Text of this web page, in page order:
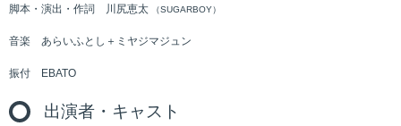
脚本・演出・作詞 川尻恵太 （SUGARBOY）
音楽 あらいふとし＋ミヤジマジュン
振付 EBATO
出演者・キャスト